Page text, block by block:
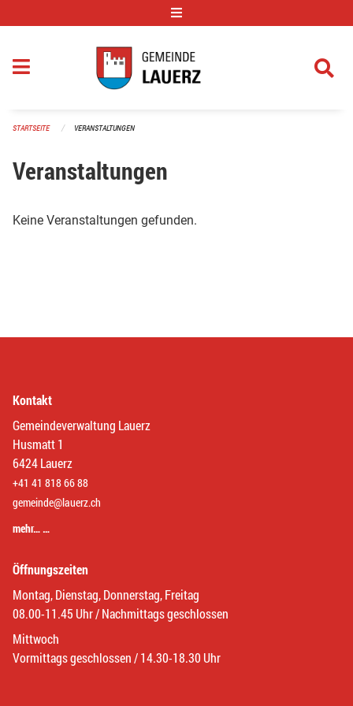
STARTSEITE VERANSTALTUNGEN
Veranstaltungen
Keine Veranstaltungen gefunden.
Kontakt
Gemeindeverwaltung Lauerz
Husmatt 1
6424 Lauerz
+41 41 818 66 88
gemeinde@lauerz.ch
mehr… …
Öffnungszeiten
Montag, Dienstag, Donnerstag, Freitag
08.00-11.45 Uhr / Nachmittags geschlossen
Mittwoch
Vormittags geschlossen / 14.30-18.30 Uhr